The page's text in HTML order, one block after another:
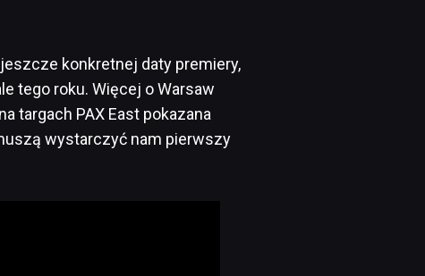
konkretnej daty premiery,
tego roku. Więcej o Warsaw
targach PAX East pokazana
wystarczyć nam pierwszy